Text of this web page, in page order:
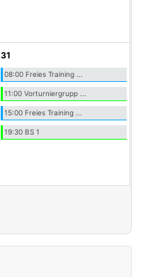
31
08:00 Freies Training ...
11:00 Vorturniergrupp ...
15:00 Freies Training ...
19:30 BS 1